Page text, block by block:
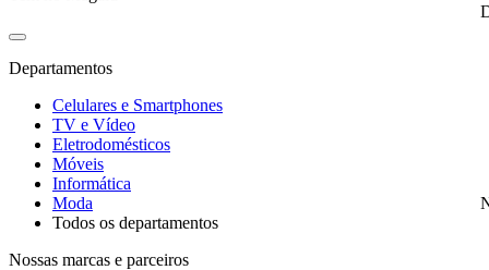
Departamentos
Celulares e Smartphones
TV e Vídeo
Eletrodomésticos
Móveis
Informática
Moda
Todos os departamentos
Nossas marcas e parceiros